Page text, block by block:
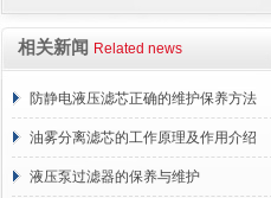
相关新闻 Related news
防静电液压滤芯正确的维护保养方法
油雾分离滤芯的工作原理及作用介绍
液压泵过滤器的保养与维护